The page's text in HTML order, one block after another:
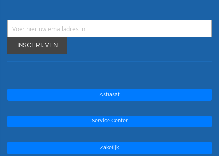
INSCHRIJVEN
Astrasat
Service Center
Zakelijk